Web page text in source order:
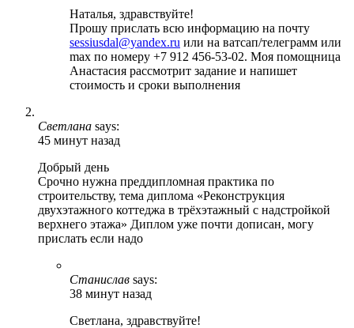
Наталья, здравствуйте!
Прошу прислать всю информацию на почту
sessiusdal@yandex.ru или на ватсап/телеграмм или
max по номеру +7 912 456-53-02. Моя помощница
Анастасия рассмотрит задание и напишет
стоимость и сроки выполнения
Светлана says:
45 минут назад
Добрый день
Срочно нужна преддипломная практика по
строительству, тема диплома «Реконструкция
двухэтажного коттеджа в трёхэтажный с надстройкой
верхнего этажа» Диплом уже почти дописан, могу
прислать если надо
Станислав says:
38 минут назад
Светлана, здравствуйте!